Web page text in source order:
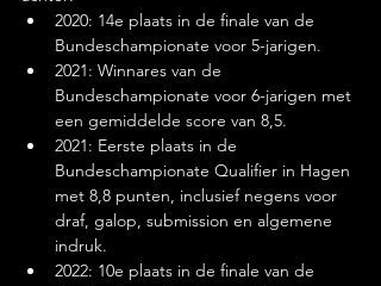
2020: 14e plaats in de finale van de
Bundeschampionate voor 5-jarigen.
2021: Winnares van de
Bundeschampionate voor 6-jarigen met
een gemiddelde score van 8,5.
2021: Eerste plaats in de
Bundeschampionate Qualifier in Hagen
met 8,8 punten, inclusief negens voor
draf, galop, submission en algemene
indruk.
2022: 10e plaats in de finale van de